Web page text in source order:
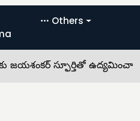
Others
స్ఫూర్తితో ఉద్యమించాలి •